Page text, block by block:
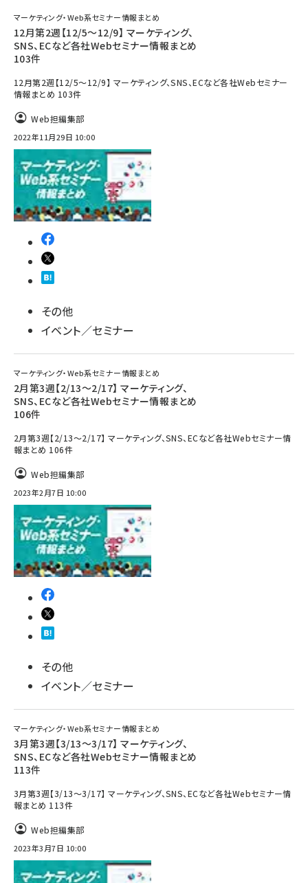
マーケティング・Web系セミナー情報まとめ
12月第2週【12/5～12/9】 マーケティング、
SNS、ECなど各社Webセミナー情報まとめ
103件
12月第2週【12/5～12/9】 マーケティング、SNS、ECなど各社Webセミナー
情報まとめ 103件
Web担編集部
2022年11月29日 10:00
その他
イベント／セミナー
マーケティング・Web系セミナー情報まとめ
2月第3週【2/13～2/17】 マーケティング、
SNS、ECなど各社Webセミナー情報まとめ
106件
2月第3週【2/13～2/17】 マーケティング、SNS、ECなど各社Webセミナー情
報まとめ 106件
Web担編集部
2023年2月7日 10:00
その他
イベント／セミナー
マーケティング・Web系セミナー情報まとめ
3月第3週【3/13～3/17】 マーケティング、
SNS、ECなど各社Webセミナー情報まとめ
113件
3月第3週【3/13～3/17】 マーケティング、SNS、ECなど各社Webセミナー情
報まとめ 113件
Web担編集部
2023年3月7日 10:00